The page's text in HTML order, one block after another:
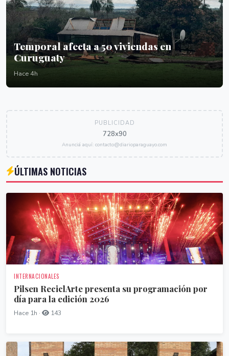
Temporal afecta a 50 viviendas en
Curuguaty
Hace 4h
PUBLICIDAD
728x90
Anunciá aquí: contacto@diarioparaguayo.com
ÚLTIMAS NOTICIAS
INTERNACIONALES
Pilsen ReciclArte presenta su programación por
día para la edición 2026
Hace 1h · 143